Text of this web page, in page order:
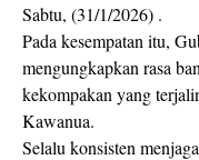
Sabtu, (31/1/2026) .
Pada kesempatan itu,
mengungkapkan rasa
kekompakan yang
Kawanua.
Selalu konsisten